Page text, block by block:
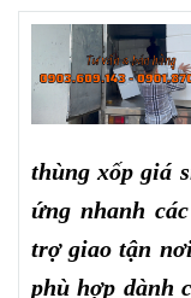
thùng xốp giá
ứng nhanh
trợ giao tận
phù hợp dành